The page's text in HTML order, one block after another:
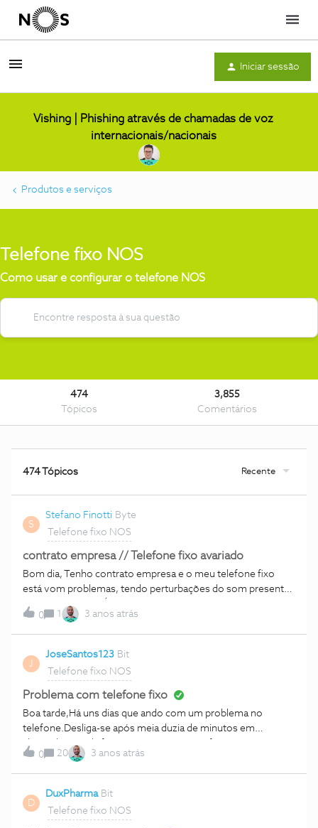
Menu
Iniciar sessão
Vishing | Phishing através de chamadas de voz
internacionais/nacionais
Produtos e serviços
Telefone fixo NOS
Como usar e configurar o telefone NOS
474
Tópicos
3,855
Comentários
474 Tópicos Recente
S
Stefano Finotti Byte
Telefone fixo NOS
contrato empresa // Telefone fixo avariado
Bom dia, Tenho contrato empresa e o meu telefone fixo
está vom problemas, tendo perturbações do som presentes
constantemente. É prevista a
substituição? Cumprimentos, SF
0 1 3 anos atrás
J
JoseSantos123 Bit
Telefone fixo NOS
Problema com telefone fixo
Boa tarde,Há uns dias que ando com um problema no
telefone.Desliga-se após meia duzia de minutos em
chamada,seja ela feita por mim ou não.Já fiz reset ao router
e continua igual.Ajuda por favor Obrigado
0 20 3 anos atrás
D
DuxPharma Bit
Telefone fixo NOS